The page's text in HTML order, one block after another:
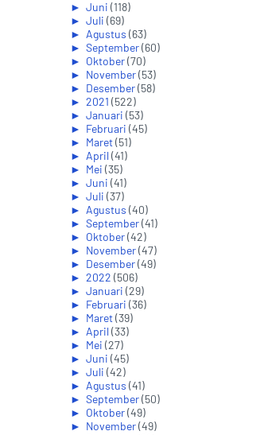
► Juni (118)
► Juli (69)
► Agustus (63)
► September(60)
► Oktober(70)
► November(53)
► Desember(58)
► 2021 (522)
► Januari (53)
► Februari (45)
► Maret(51)
► April(41)
► Mei (35)
► Juni (41)
► Juli (37)
► Agustus (40)
► September(41)
► Oktober(42)
► November(47)
► Desember(49)
► 2022 (506)
► Januari (29)
► Februari (36)
► Maret(39)
► April(33)
► Mei (27)
► Juni (45)
► Juli (42)
► Agustus (41)
► September(50)
► Oktober(49)
► November(49)